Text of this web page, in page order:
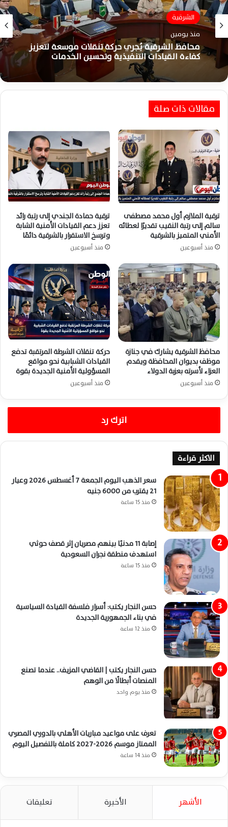
الشرقية
منذ يومين
محافظ الشرقية يُجري حركة تنقلات موسعة لتعزيز
كفاءة القيادات التنفيذية وتحسين الخدمات
مصر
منذ 3 أيام
حطام مُسيرة دمياط يقود التحقيقات لتضييق
احتمالات جهة الإطلاق المحتملة وتحليلها
مقالات ذات صلة
ترقية الملازم أول محمد مصطفى
سالم إلى رتبة النقيب تقديرًا لعطائه
الأمني المتميز بالشرقية
منذ أسبوعين
ترقية حمادة الجندي إلى رتبة رائد
تعزز دعم القيادات الأمنية الشابة
وترسخ الاستقرار بالشرقية دائمًا
منذ أسبوعين
محافظ الشرقية يشارك في جنازة
موظف بديوان المحافظة ويقدم
العزاء لأسرته بعزبة الدولاء
منذ أسبوعين
حركة تنقلات الشرطة المرتقبة تدفع
القيادات الشبابية نحو مواقع
المسؤولية الأمنية الجديدة بقوة
منذ أسبوعين
اترك رد
الاكثر قراءة
سعر الذهب اليوم الجمعة 7 أغسطس 2026 وعيار
21 يقترب من 6000 جنيه
منذ 15 ساعة
إصابة 11 مدنيًا بينهم مصريان إثر قصف حوثي
استهدف منطقة نجران السعودية
منذ 15 ساعة
حسن النجار يكتب: أسرار فلسفة القيادة السياسية
في بناء الجمهورية الجديدة
منذ 12 ساعة
حسن النجار يكتب | القاضي المزيف.. عندما تصنع
المنصات أبطالًا من الوهم
منذ يوم واحد
تعرف على مواعيد مباريات الأهلي بالدوري المصري
الممتاز موسم 2026-2027 كاملة بالتفصيل اليوم
منذ 14 ساعة
الأشهر الأخيرة تعليقات